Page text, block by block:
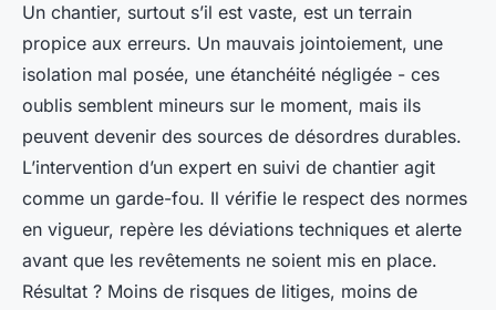
Un chantier, surtout s’il est vaste, est un terrain
propice aux erreurs. Un mauvais jointoiement, une
isolation mal posée, une étanchéité négligée - ces
oublis semblent mineurs sur le moment, mais ils
peuvent devenir des sources de désordres durables.
L’intervention d’un expert en suivi de chantier agit
comme un garde-fou. Il vérifie le respect des normes
en vigueur, repère les déviations techniques et alerte
avant que les revêtements ne soient mis en place.
Résultat ? Moins de risques de litiges, moins de